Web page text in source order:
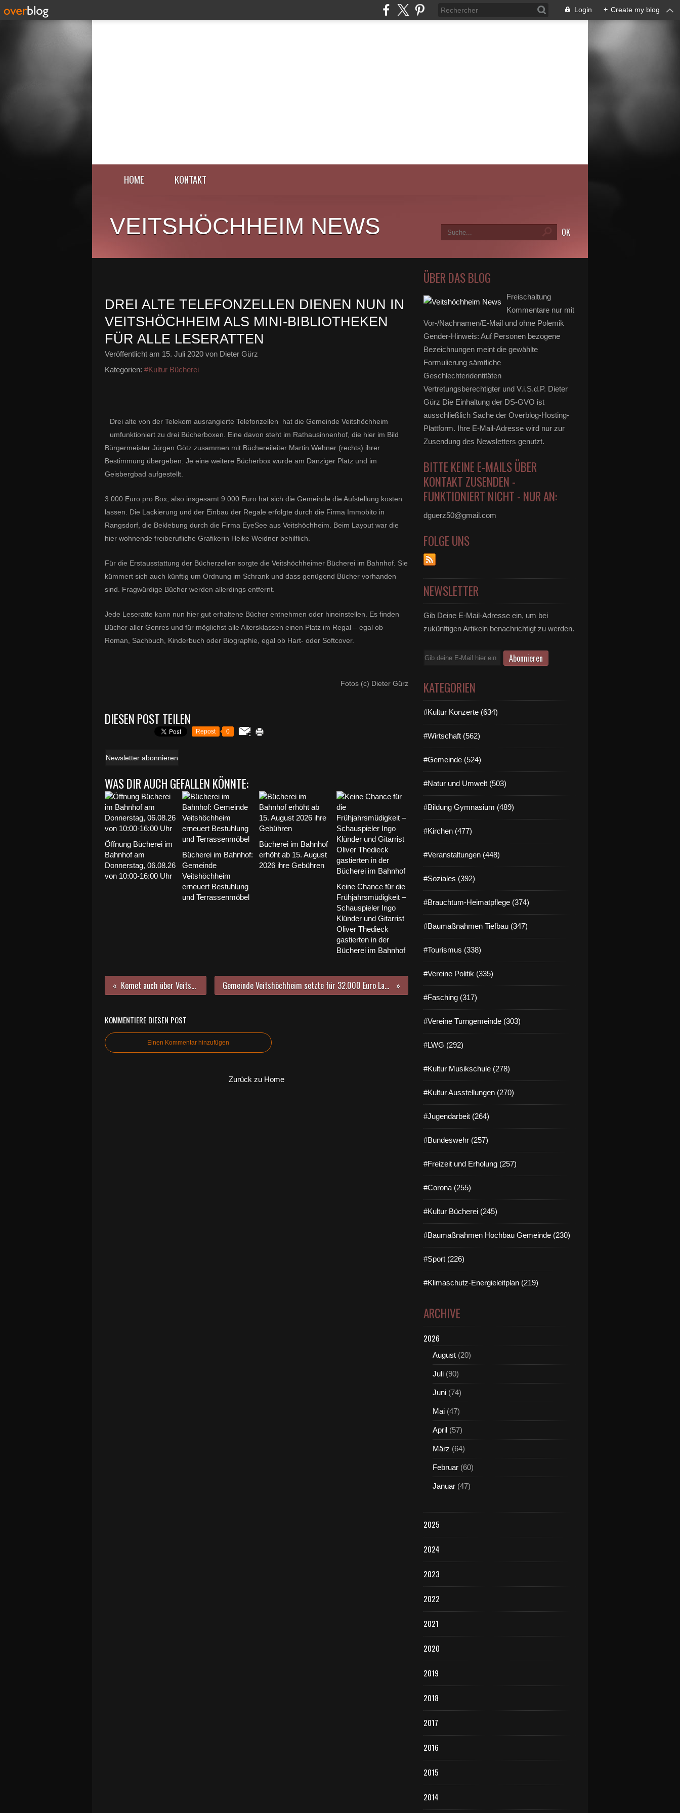
Login + Create my blog
HOME KONTAKT
VEITSHÖCHHEIM NEWS
DREI ALTE TELEFONZELLEN DIENEN NUN IN
VEITSHÖCHHEIM ALS MINI-BIBLIOTHEKEN
FÜR ALLE LESERATTEN
Veröffentlicht am 15. Juli 2020 von Dieter Gürz
Kategorien: #Kultur Bücherei
Drei alte von der Telekom ausrangierte Telefonzellen hat die Gemeinde Veitshöchheim
umfunktioniert zu drei Bücherboxen. Eine davon steht im Rathausinnenhof, die hier im Bild
Bürgermeister Jürgen Götz zusammen mit Büchereileiter Martin Wehner (rechts) ihrer
Bestimmung übergeben. Je eine weitere Bücherbox wurde am Danziger Platz und im
Geisbergbad aufgestellt.
3.000 Euro pro Box, also insgesamt 9.000 Euro hat sich die Gemeinde die Aufstellung kosten
lassen. Die Lackierung und der Einbau der Regale erfolgte durch die Firma Immobito in
Rangsdorf, die Beklebung durch die Firma EyeSee aus Veitshöchheim. Beim Layout war die
hier wohnende freiberufliche Grafikerin Heike Weidner behilflich.
Für die Erstausstattung der Bücherzellen sorgte die Veitshöchheimer Bücherei im Bahnhof. Sie
kümmert sich auch künftig um Ordnung im Schrank und dass genügend Bücher vorhanden
sind. Fragwürdige Bücher werden allerdings entfernt.
Jede Leseratte kann nun hier gut erhaltene Bücher entnehmen oder hineinstellen. Es finden
Bücher aller Genres und für möglichst alle Altersklassen einen Platz im Regal – egal ob
Roman, Sachbuch, Kinderbuch oder Biographie, egal ob Hart- oder Softcover.
Fotos (c) Dieter Gürz
DIESEN POST TEILEN
Repost 0
Newsletter abonnieren
WAS DIR AUCH GEFALLEN KÖNNTE:
Öffnung Bücherei im
Bahnhof am
Donnerstag, 06.08.26
von 10:00-16:00 Uhr
Bücherei im Bahnhof:
Gemeinde
Veitshöchheim
erneuert Bestuhlung
und Terrassenmöbel
Bücherei im Bahnhof
erhöht ab 15. August
2026 ihre Gebühren
Keine Chance für die
Frühjahrsmüdigkeit –
Schauspieler Ingo
Klünder und Gitarrist
Oliver Thedieck
gastierten in der
Bücherei im Bahnhof
Komet auch über Veitshöchheim zu beobachten Gemeinde Veitshöchheim setzte für 32.000 Euro Lagergebäude an der Zufahrt zum Bahnhof instand
KOMMENTIERE DIESEN POST
Einen Kommentar hinzufügen
Zurück zu Home
ÜBER DAS BLOG
Freischaltung
Kommentare nur mit
Vor-/Nachnamen/E-Mail und ohne Polemik
Gender-Hinweis: Auf Personen bezogene
Bezeichnungen meint die gewählte
Formulierung sämtliche
Geschlechteridentitäten
Vertretungsberechtigter und V.i.S.d.P. Dieter
Gürz Die Einhaltung der DS-GVO ist
ausschließlich Sache der Overblog-Hosting-
Plattform. Ihre E-Mail-Adresse wird nur zur
Zusendung des Newsletters genutzt.
BITTE KEINE E-MAILS ÜBER
KONTAKT ZUSENDEN -
FUNKTIONIERT NICHT - NUR AN:
dguerz50@gmail.com
FOLGE UNS
NEWSLETTER
Gib Deine E-Mail-Adresse ein, um bei
zukünftigen Artikeln benachrichtigt zu werden.
E-
KATEGORIEN
#Kultur Konzerte (634)
#Wirtschaft (562)
#Gemeinde (524)
#Natur und Umwelt (503)
#Bildung Gymnasium (489)
#Kirchen (477)
#Veranstaltungen (448)
#Soziales (392)
#Brauchtum-Heimatpflege (374)
#Baumaßnahmen Tiefbau (347)
#Tourismus (338)
#Vereine Politik (335)
#Fasching (317)
#Vereine Turngemeinde (303)
#LWG (292)
#Kultur Musikschule (278)
#Kultur Ausstellungen (270)
#Jugendarbeit (264)
#Bundeswehr (257)
#Freizeit und Erholung (257)
#Corona (255)
#Kultur Bücherei (245)
#Baumaßnahmen Hochbau Gemeinde (230)
#Sport (226)
#Klimaschutz-Energieleitplan (219)
ARCHIVE
2026
August (20)
Juli (90)
Juni (74)
Mai (47)
April (57)
März (64)
Februar (60)
Januar (47)
2025
2024
2023
2022
2021
2020
2019
2018
2017
2016
2015
2014